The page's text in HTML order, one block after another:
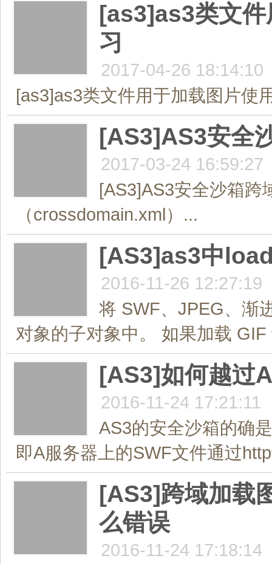
[as3]as3类文件
习
2017-04-26 18:14:10
[as3]as3类文件用于加载图片使
[AS3]AS3安全
2017-03-24 16:59:27
[AS3]AS3安全沙箱跨
（crossdomain.xml）...
[AS3]as3中
2016-11-26 12:27:19
将 SWF、JPEG、渐
对象的子对象中。 如果加载
[AS3]如何越过
2016-11-24 17:21:11
AS3的安全沙箱的确
即A服务器上的SWF文件通过
[AS3]跨域加载
么错误
2016-11-24 17:18:14